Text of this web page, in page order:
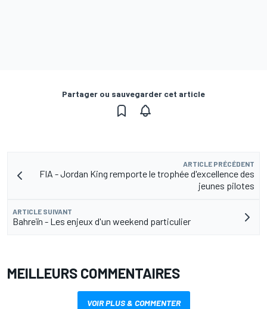
Partager ou sauvegarder cet article
ARTICLE PRÉCÉDENT
FIA - Jordan King remporte le trophée d'excellence des
jeunes pilotes
ARTICLE SUIVANT
Bahreïn - Les enjeux d'un weekend particulier
MEILLEURS COMMENTAIRES
VOIR PLUS & COMMENTER